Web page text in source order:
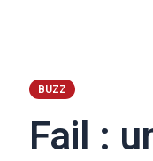
BUZZ
Fail :